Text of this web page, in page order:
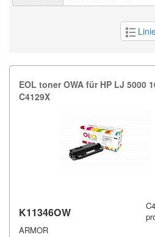
EOL toner OWA für HP LJ 5000
C4129X
K11346OW
ARMOR